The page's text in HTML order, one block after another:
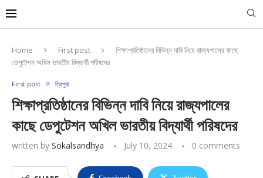
Home First post
শিক্ষাপ্রতিষ্ঠানের বিভিন্ন দাবি নিয়ে রাজ্যপালের কাছে
ডেপুটেশন অখিল ভারতীয় বিদ্যার্থী পরিষদের
First post ত্রিপুরা
শিক্ষাপ্রতিষ্ঠানের বিভিন্ন দাবি নিয়ে রাজ্যপালের
কাছে ডেপুটেশন অখিল ভারতীয় বিদ্যার্থী পরিষদের
written by Sokalsandhya July 10, 2024 0 comments